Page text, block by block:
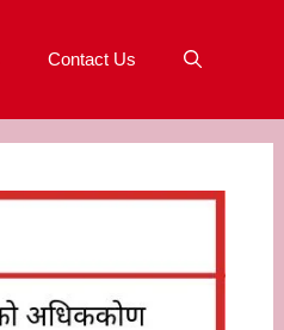
Contact Us